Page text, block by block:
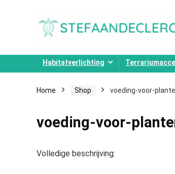
Habitatverlichting
Home Shop voeding-voor-
voeding-voor-
Volledige beschrijving: